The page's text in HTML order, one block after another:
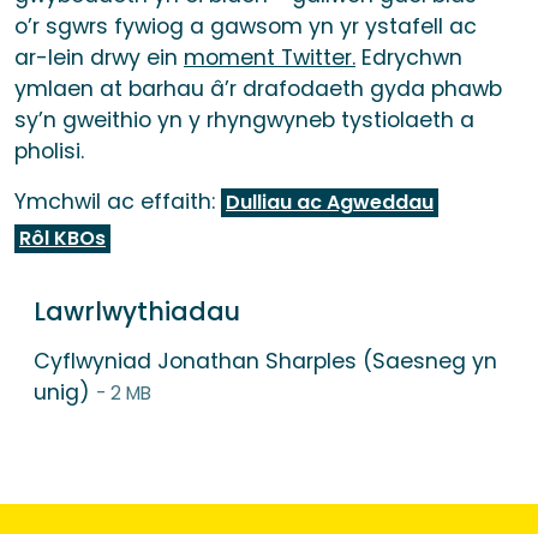
o’r sgwrs fywiog a gawsom yn yr ystafell ac
ar-lein drwy ein moment Twitter. Edrychwn
ymlaen at barhau â’r drafodaeth gyda phawb
sy’n gweithio yn y rhyngwyneb tystiolaeth a
pholisi.
Ymchwil ac effaith: Dulliau ac Agweddau
Rôl KBOs
Lawrlwythiadau
Cyflwyniad Jonathan Sharples (Saesneg yn
unig) - 2 MB